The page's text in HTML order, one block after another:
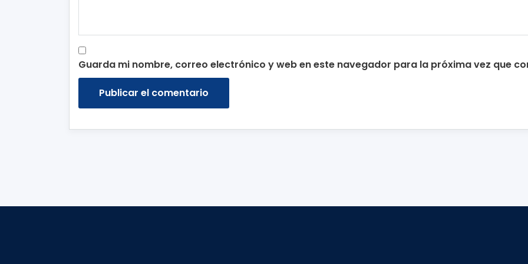
Guarda mi nombre, correo electrónico y web en este navegador para la próxima vez que